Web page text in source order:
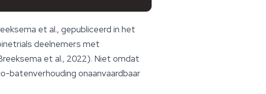
et al., gepubliceerd in het
deelnemers met
et al., 2022). Niet omdat
batenverhouding onaanvaardbaar